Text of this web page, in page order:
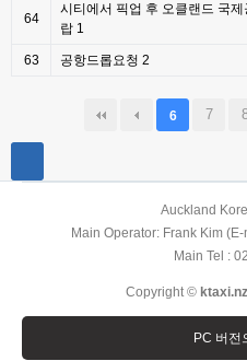
64
시티에서 픽업 후 오클랜드 국제
랍 1
63 공항드롭요청 2
6 7
Auckland
Main Operator: Frank Kim
Main Tel :
Copyright ©
PC 버전